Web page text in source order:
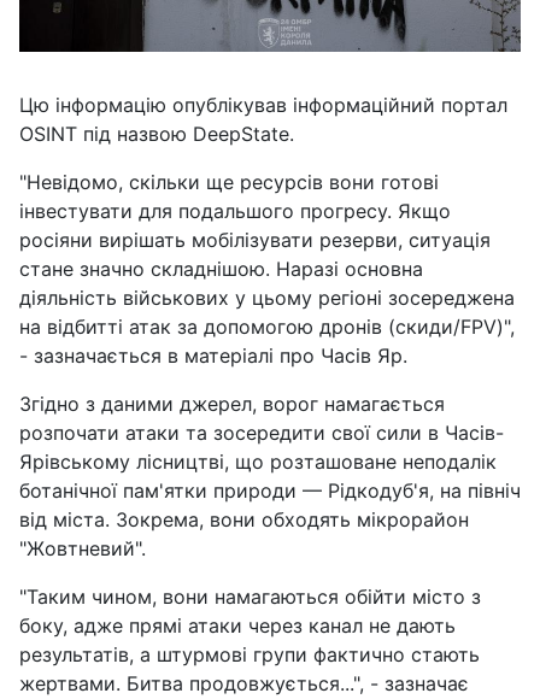
Цю інформацію опублікував інформаційний портал
OSINT під назвою DeepState.
"Невідомо, скільки ще ресурсів вони готові
інвестувати для подальшого прогресу. Якщо
росіяни вирішать мобілізувати резерви, ситуація
стане значно складнішою. Наразі основна
діяльність військових у цьому регіоні зосереджена
на відбитті атак за допомогою дронів (скиди/FPV)",
- зазначається в матеріалі про Часів Яр.
Згідно з даними джерел, ворог намагається
розпочати атаки та зосередити свої сили в Часів-
Ярівському лісництві, що розташоване неподалік
ботанічної пам'ятки природи — Рідкодуб'я, на північ
від міста. Зокрема, вони обходять мікрорайон
"Жовтневий".
"Таким чином, вони намагаються обійти місто з
боку, адже прямі атаки через канал не дають
результатів, а штурмові групи фактично стають
жертвами. Битва продовжується...", - зазначає